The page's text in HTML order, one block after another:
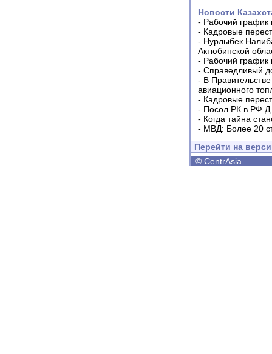
Новости
- Рабочий график
- Кадровые
- Нурлыбек
Актюбинской
- Рабочий график
- Справедливый
- В
авиационного
- Кадровые
- Посол РК в РФ
- Когда тайна
- МВД: Более 20
Перейти на
© CentrAsia